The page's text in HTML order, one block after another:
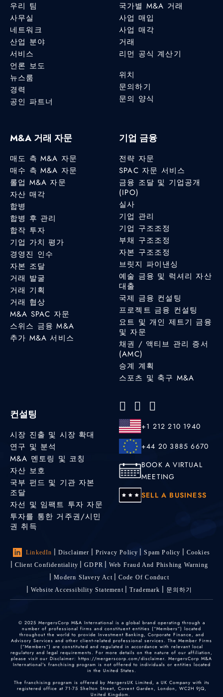
우리 팀
사무실
네트워크
산업 분야
서비스
언론 보도
뉴스룸
경력
공인 파트너
국가별 M&A 거래
사업 매입
사업 매각
거래
리먼 공식 계산기
위치
문의하기
문의 양식
M&A 거래 자문
매도 측 M&A 자문
매수 측 M&A 자문
롤업 M&A 자문
자산 매각
합병
합병 후 관리
합작 투자
기업 가치 평가
경영진 인수
자본 조달
거래 발굴
거래 기획
거래 협상
M&A SPAC 자문
스위스 금융 M&A
추가 M&A 서비스
기업 금융
전략 자문
SPAC 자문 서비스
금융 조달 및 기업공개
(IPO)
실사
기업 관리
기업 구조조정
부채 구조조정
자본 구조조정
브릿지 파이낸싱
예술 금융 및 럭셔리 자산
대출
국제 금융 컨설팅
프로젝트 금융 컨설팅
요트 및 개인 제트기 금융
및 자문
채권 / 액티브 관리 증서
(AMC)
승계 계획
스포츠 및 축구 M&A
컨설팅
시장 진출 및 시장 확대
연구 및 분석
M&A 멘토링 및 코칭
자산 보호
국부 펀드 및 기관 자본
조달
자선 및 임팩트 투자 자문
투자를 통한 거주권/시민
권 취득
+1 212 210 1940
+44 20 3885 6670
BOOK A VIRTUAL
MEETING
SELL A BUSINESS
LinkedIn Disclaimer Privacy Policy Spam Policy
Cookies
Client Confidentiality
GDPR
Web Fraud And Phishing Warning
Modern Slavery Act
Code Of Conduct
Website Accessibility Statement
Trademark 문의하기
© 2025 MergersCorp M&A International is a global brand operating through a
number of professional firms and constituent entities (“Members”) located
throughout the world to provide Investment Banking, Corporate Finance, and
Advisory Services and other client-related professional services. The Member Firms
(“Members”) are constituted and regulated in accordance with relevant local
regulatory and legal requirements. For more details on the nature of our affiliation,
please visit our Disclaimer: https://mergerscorp.com/disclaimer. MergersCorp M&A
International's franchising program is not offered to individuals or entities located
in the United States.
The franchising program is offered by MergersUK Limited, a UK Company with its
registered office at 71-75 Shelton Street, Covent Garden, London, WC2H 9JQ,
United Kingdom.